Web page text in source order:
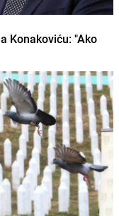
Konakoviću: "Ako